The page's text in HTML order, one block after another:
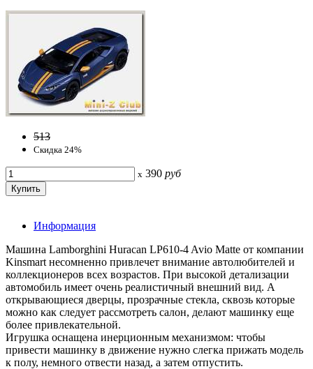
513
Скидка 24%
x 390 руб
Информация
Машина Lamborghini Huracan LP610-4 Avio Matte от компании
Kinsmart несомненно привлечет внимание автолюбителей и
коллекционеров всех возрастов. При высокой детализации
автомобиль имеет очень реалистичный внешний вид. А
открывающиеся дверцы, прозрачные стекла, сквозь которые
можно как следует рассмотреть салон, делают машинку еще
более привлекательной.
Игрушка оснащена инерционным механизмом: чтобы
привести машинку в движение нужно слегка прижать модель
к полу, немного отвести назад, а затем отпустить.